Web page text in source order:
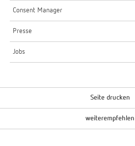
Consent Manager
Presse
Jobs
Seite drucken
weiterempfehlen